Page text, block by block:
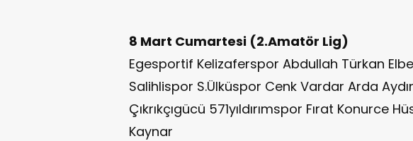
8 Mart Cumartesi (2.Amatör Lig)
Egesportif Kelizaferspor Abdullah Türkan
Salihlispor S.Ülküspor Cenk Vardar Arda
Çıkrıkçıgücü 571yıldırımspor Fırat Konurce
Kaynar